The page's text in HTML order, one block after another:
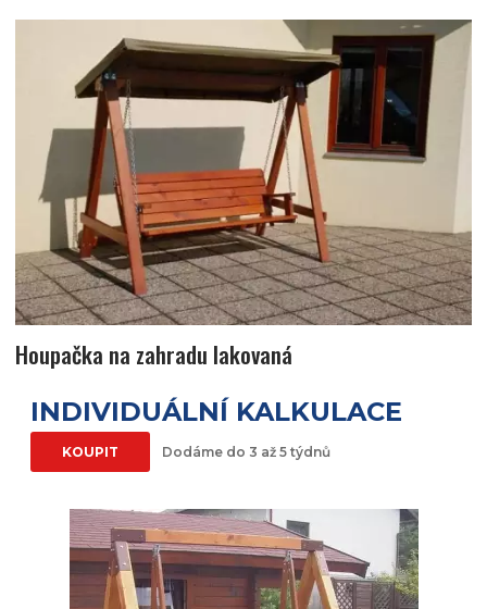
Houpačka na zahradu lakovaná
INDIVIDUÁLNÍ KALKULACE
KOUPIT Dodáme do 3 až 5 týdnů